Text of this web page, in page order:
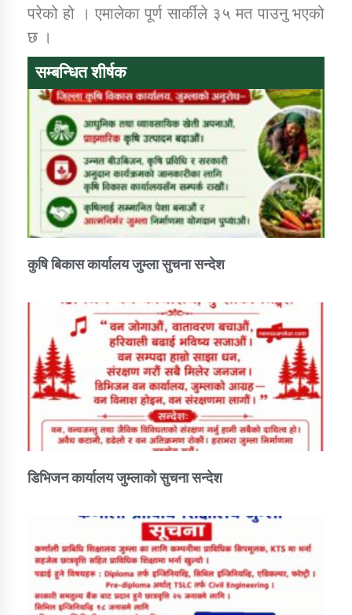
परेको हो । एमालेका पूर्ण सार्कीले ३५ मत पाउनु भएको
छ ।
सम्बन्धित शीर्षक
कुषि बिकास कार्यालय जुम्ला सुचना सन्देश
डिभिजन कार्यालय जुम्लाको सुचना सन्देश